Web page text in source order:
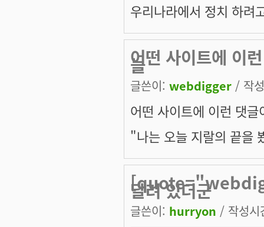
우리나라에서 정치 하려
어떤 사이트에 이
늘
글쓴이: webdigger / 작
어떤 사이트에 이런 댓
"나는 오늘 지랄의 끝을
달려 있더군
글쓴이: hurryon / 작성